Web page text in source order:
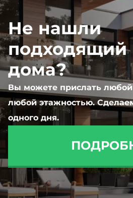
Не нашли
подходящий
дома?
Вы можете прислать любой
любой этажностью.
одного дня.